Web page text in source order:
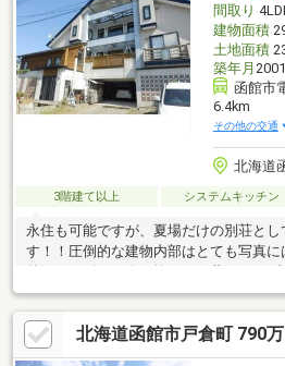
間取り
建物面積
土地面積
築年月
函館市
6.4km
その他の交通
北海道
3階建て以上 システムキッチン
永住も可能ですが、夏場だけの別荘と
す！！圧倒的な建物内部はとても写真に
キッチンスペースを合わせると２８帖
ス！！カウンターキッチンにはガスオ
室の縁側でのんびり日向ぼっこなんての
吹き抜け部分には函館の花火大会を観
北海道函館市戸倉町 790